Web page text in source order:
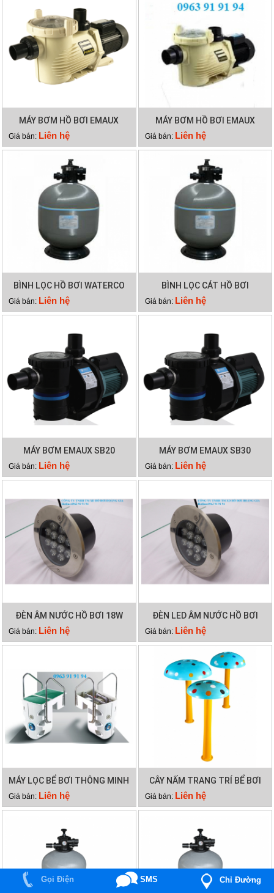
MÁY BƠM HỒ BƠI EMAUX
EPH300
Giá bán: Liên hệ
MÁY BƠM HỒ BƠI EMAUX
EPH200
Giá bán: Liên hệ
BÌNH LỌC HỒ BƠI WATERCO
S600
Giá bán: Liên hệ
BÌNH LỌC CÁT HỒ BƠI
WATERCO S500
Giá bán: Liên hệ
MÁY BƠM EMAUX SB20
Giá bán: Liên hệ
MÁY BƠM EMAUX SB30
Giá bán: Liên hệ
ĐÈN ÂM NƯỚC HỒ BƠI 18W
Giá bán: Liên hệ
ĐÈN LED ÂM NƯỚC HỒ BƠI
12W
Giá bán: Liên hệ
MÁY LỌC BỂ BƠI THÔNG MINH
PK 8026
Giá bán: Liên hệ
CÂY NẤM TRANG TRÍ BỂ BƠI
Giá bán: Liên hệ
Gọi Điện SMS Chỉ Đường